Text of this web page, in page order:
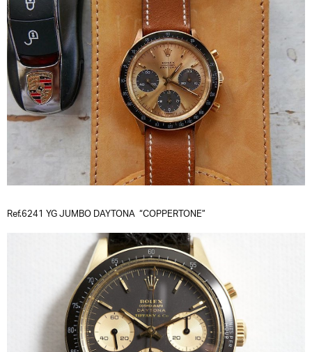
Ref.6241 YG JUMBO DAYTONA “COPPERTONE”